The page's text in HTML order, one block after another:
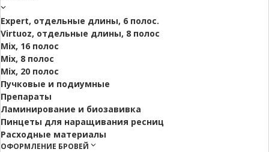
Expert, отдельные длины, 6 полос.
Virtuoz, отдельные длины, 8 полос
Mix, 16 полос
Mix, 8 полос
Mix, 20 полос
Пучковые и подиумные
Препараты
Ламинирование и биозавивка
Пинцеты для наращивания ресниц
Расходные материалы
ОФОРМЛЕНИЕ БРОВЕЙ